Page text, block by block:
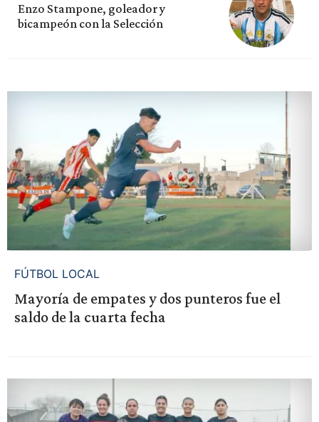
Enzo Stampone, goleador y
bicampeón con la Selección
FÚTBOL LOCAL
Mayoría de empates y dos punteros fue el
saldo de la cuarta fecha